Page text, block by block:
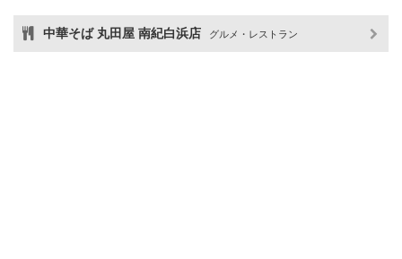
中華そば 丸田屋 南紀白浜店 グルメ・レストラン